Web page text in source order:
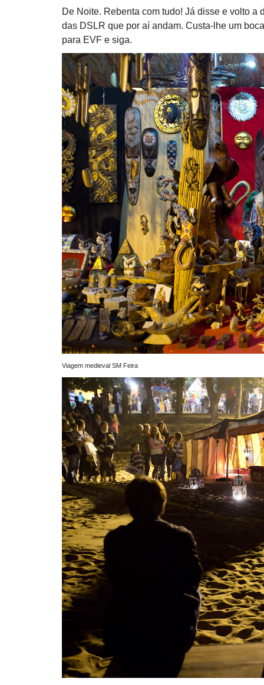
De Noite. Rebenta com tudo! Já disse e volto a
das DSLR que por aí andam. Custa-lhe um
para EVF e siga.
Viagem medieval SM Feira